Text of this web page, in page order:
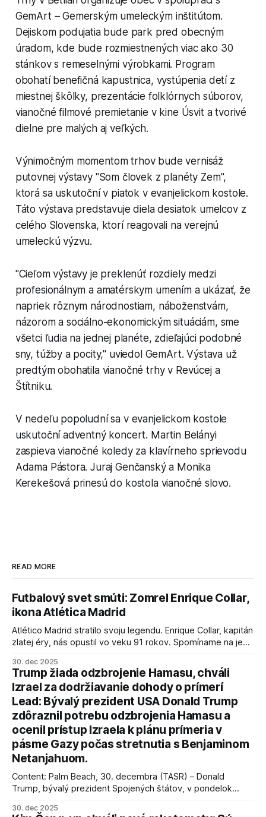
GemArt – Gemerským umeleckým inštitútom.
Dejiskom podujatia bude park pred obecným
úradom, kde bude rozmiestnených viac ako 30
stánkov s remeselnými výrobkami. Program
obohatí benefičná kapustnica, vystúpenia detí z
miestnej škôlky, prezentácie folklórnych súborov,
vianočné filmové premietanie v kine Úsvit a tvorivé
dielne pre malých aj veľkých.
Výnimočným momentom trhov bude vernisáž
putovnej výstavy "Som človek z planéty Zem",
ktorá sa uskutoční v piatok v evanjelickom kostole.
Táto výstava predstavuje diela desiatok umelcov z
celého Slovenska, ktorí reagovali na verejnú
umeleckú výzvu.
"Cieľom výstavy je preklenúť rozdiely medzi
profesionálnym a amatérskym umením a ukázať, že
napriek rôznym národnostiam, náboženstvám,
názorom a sociálno-ekonomickým situáciám, sme
všetci ľudia na jednej planéte, zdieľajúci podobné
sny, túžby a pocity," uviedol GemArt. Výstava už
predtým obohatila vianočné trhy v Revúcej a
Štítniku.
V nedeľu popoludní sa v evanjelickom kostole
uskutoční adventný koncert. Martin Belányi
zaspieva vianočné koledy za klavírneho sprievodu
Adama Pástora. Juraj Genčanský a Monika
Kerekešová prinesú do kostola vianočné slovo.
READ MORE
Futbalový svet smúti: Zomrel Enrique Collar,
ikona Atlética Madrid
Atlético Madrid stratilo svoju legendu. Enrique Collar, kapitán
zlatej éry, nás opustil vo veku 91 rokov. Spomíname na jeho
30. dec 2025
Trump žiada odzbrojenie Hamasu, chváli
Izrael za dodržiavanie dohody o prímerí
Lead: Bývalý prezident USA Donald Trump
zdôraznil potrebu odzbrojenia Hamasu a
ocenil prístup Izraela k plánu prímeria v
pásme Gazy počas stretnutia s Benjaminom
Netanjahuom.
Content: Palm Beach, 30. decembra (TASR) – Donald
Trump, bývalý prezident Spojených štátov, v pondelok
kľúčové pre úspešné dosiahnutie prímeria v Gaze. Agentúra
30. dec 2025